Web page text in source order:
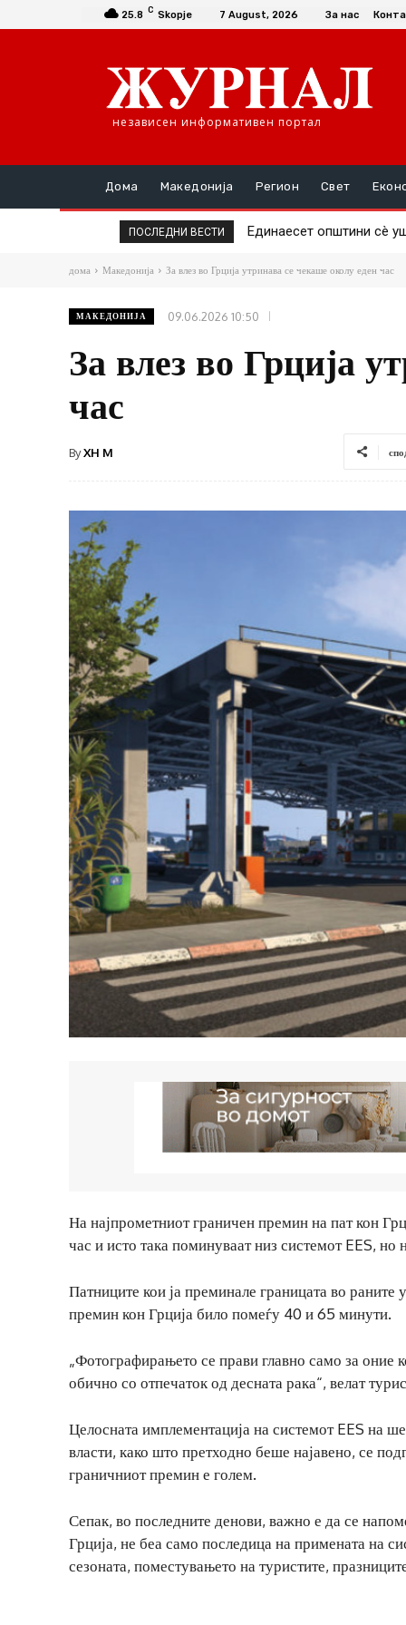
25.8 C Skopje 7 August, 2026 За нас
независен информативен портал
Дома Македонија Регион Свет
ПОСЛЕДНИ ВЕСТИ Единаесет општини сè
Повторно скок на
дома Македонија За влез во Грција утринава се чекаше околу еден час
МАКЕДОНИЈА 09.06.2026 10:50
За влез во Грција
час
ByXH M
На најпрометниот граничен премин на пат кон
час и исто така поминуваат низ системот EES, но
Патниците кои ја преминале границата во
премин кон Грција било помеѓу 40 и 65 минути.
„Фотографирањето се прави главно само за оние
обично со отпечаток од десната рака“, велат
Целосната имплементација на системот EES на
власти, како што претходно беше најавено, се
граничниот премин е голем.
Сепак, во последните денови, важно е да се
Грција, не беа само последица на примената на
сезоната, поместувањето на туристите,